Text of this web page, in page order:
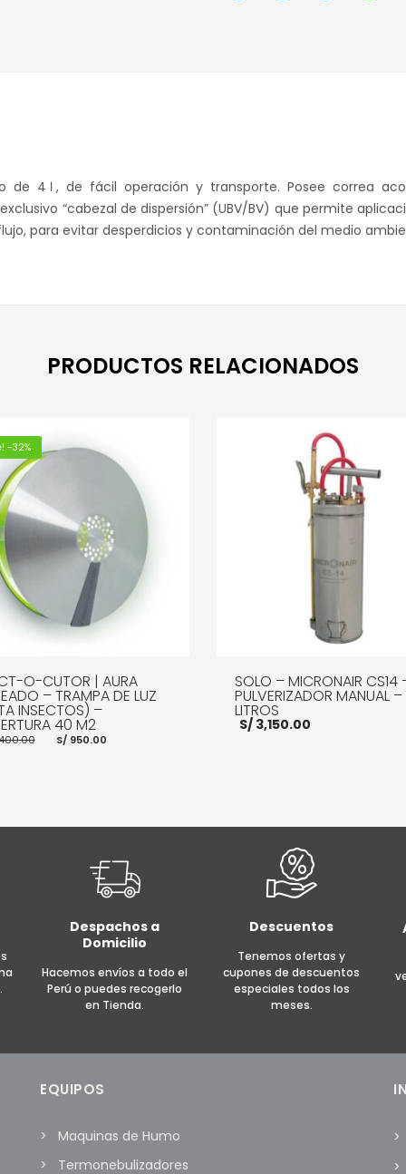
de 4ℓ, de fácil operación y transporte. Posee correa
“cabezal de dispersión” (UBV/BV) que permite
para evitar desperdicios y contaminación del medio
PRODUCTOS RELACIONADOS
-32%
O-CUTOR | AURA
– TRAMPA DE LUZ
INSECTOS) –
40 M2
El
precio
S/950.00
SOLO – MICRONAIR CS14
PULVERIZADOR MANUAL –
LITROS
S/ 3,150.00
Despachos a
Domicilio
Hacemos envíos a todo el
Perú o puedes recogerlo
en Tienda.
Descuentos
Tenemos ofertas y
cupones de descuentos
especiales todos los
meses.
EQUIPOS
Maquinas de Humo
Termonebulizadores